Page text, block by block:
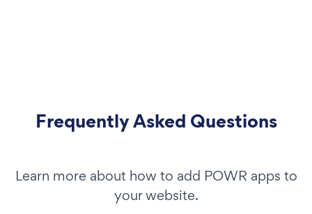
Frequently Asked Questions
Learn more about how to add POWR apps to
your website.